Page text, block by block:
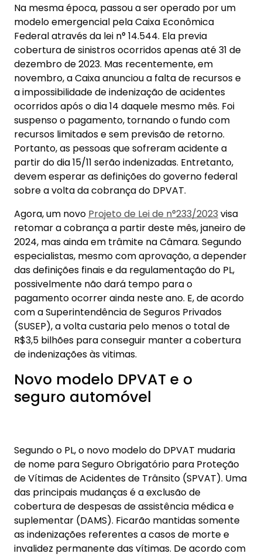
Na mesma época, passou a ser operado por um
modelo emergencial pela Caixa Econômica
Federal através da lei n° 14.544. Ela previa
cobertura de sinistros ocorridos apenas até 31 de
dezembro de 2023. Mas recentemente, em
novembro, a Caixa anunciou a falta de recursos e
a impossibilidade de indenização de acidentes
ocorridos após o dia 14 daquele mesmo mês. Foi
suspenso o pagamento, tornando ofundo com
recursos limitados e sem previsão de retorno.
Portanto, as pessoas que sofreram acidente a
partir do dia 15/11 serão indenizadas. Entretanto,
devem esperar as definições do governo federal
sobre a volta da cobrança do DPVAT.
Agora, um novo Projeto de Lei de n°233/2023 visa
retomar a cobrança a partir deste mês, janeiro de
2024, mas ainda em trâmite na Câmara. Segundo
especialistas, mesmo com aprovação, a depender
das definições finais e da regulamentação do PL,
possivelmente não dará tempo para o
pagamento ocorrer ainda neste ano. E, de acordo
com a Superintendência de Seguros Privados
(SUSEP), a volta custaria pelo menos o total de
R$3,5 bilhões para conseguir manter a cobertura
de indenizações às vitimas.
Novo modelo DPVAT e o
seguro automóvel
Segundo o PL, o novo modelo do DPVAT mudaria
de nome para Seguro Obrigatório para Proteção
de Vítimas de Acidentes de Trânsito (SPVAT). Uma
das principais mudanças é a exclusão de
cobertura de despesas de assistência médica e
suplementar (DAMS). Ficarão mantidas somente
as indenizações referentes a casos de morte e
invalidez permanente das vítimas. De acordo com